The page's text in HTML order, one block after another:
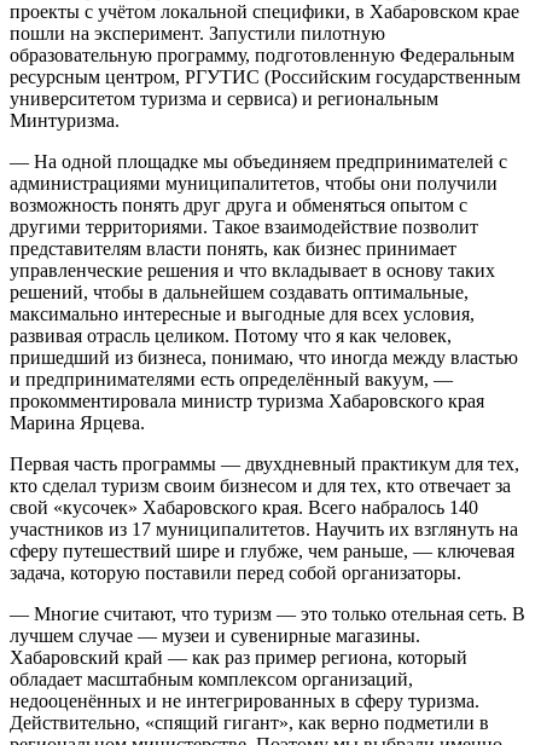
проекты с учётом локальной специфики, в Хабаровском крае
пошли на эксперимент. Запустили пилотную
образовательную программу, подготовленную Федеральным
ресурсным центром, РГУТИС (Российским государственным
университетом туризма и сервиса) и региональным
Минтуризма.
— На одной площадке мы объединяем предпринимателей с
администрациями муниципалитетов, чтобы они получили
возможность понять друг друга и обменяться опытом с
другими территориями. Такое взаимодействие позволит
представителям власти понять, как бизнес принимает
управленческие решения и что вкладывает в основу таких
решений, чтобы в дальнейшем создавать оптимальные,
максимально интересные и выгодные для всех условия,
развивая отрасль целиком. Потому что я как человек,
пришедший из бизнеса, понимаю, что иногда между властью
и предпринимателями есть определённый вакуум, —
прокомментировала министр туризма Хабаровского края
Марина Ярцева.
Первая часть программы — двухдневный практикум для тех,
кто сделал туризм своим бизнесом и для тех, кто отвечает за
свой «кусочек» Хабаровского края. Всего набралось 140
участников из 17 муниципалитетов. Научить их взглянуть на
сферу путешествий шире и глубже, чем раньше, — ключевая
задача, которую поставили перед собой организаторы.
— Многие считают, что туризм — это только отельная сеть. В
лучшем случае — музеи и сувенирные магазины.
Хабаровский край — как раз пример региона, который
обладает масштабным комплексом организаций,
недооценённых и не интегрированных в сферу туризма.
Действительно, «спящий гигант», как верно подметили в